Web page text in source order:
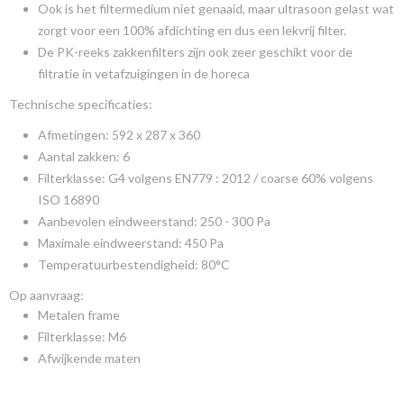
Ook is het filtermedium niet genaaid, maar ultrasoon gelast wat
zorgt voor een 100% afdichting en dus een lekvrij filter.
De PK-reeks zakkenfilters zijn ook zeer geschikt voor de
filtratie in vetafzuigingen in de horeca
Technische specificaties:
Afmetingen: 592 x 287 x 360
Aantal zakken: 6
Filterklasse: G4 volgens EN779 : 2012 / coarse 60% volgens
ISO 16890
Aanbevolen eindweerstand: 250 - 300 Pa
Maximale eindweerstand: 450 Pa
Temperatuurbestendigheid: 80°C
Op aanvraag:
Metalen frame
Filterklasse: M6
Afwijkende maten